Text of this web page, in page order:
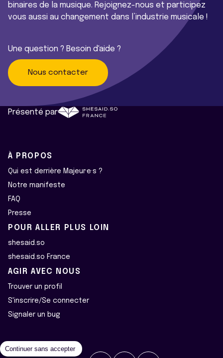
binaires de la musique. Rejoignez-nous et participez
vous aussi au changement dans l’industrie musicale !
Une question ? Besoin d'aide ?
Nous contacter
Présenté par
À PROPOS
Qui est derrière Majeur·e·s ?
Notre manifeste
FAQ
Presse
POUR ALLER PLUS LOIN
shesaid.so
shesaid.so France
AGIR AVEC NOUS
Trouver un profil
S'inscrire/Se connecter
Signaler un bug
Continuer sans accepter